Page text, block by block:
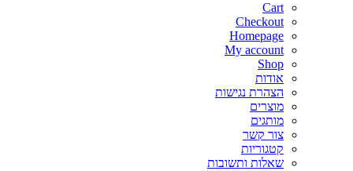
Cart
Checkout
Homepage
My account
Shop
אודות
הצהרת נגישות
מוצרים
מותגים
צור קשר
קטגוריות
שאלות ותשובות